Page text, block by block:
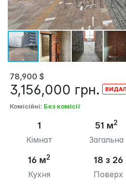
78,900 $
3,156,000 грн.
Комісійні: Без комісії
1
Кімнат
51 м2
Загальна
16 м2
Кухня
18 з 26
Поверх